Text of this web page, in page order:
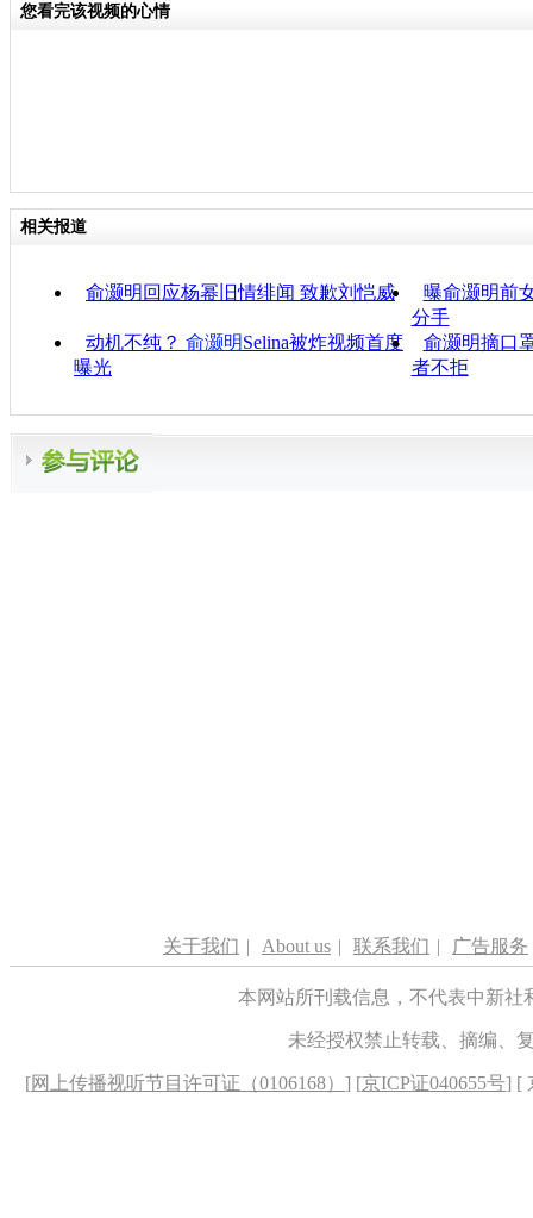
您看完该视频的心情
相关报道
俞灏明回应杨幂旧情绯闻 致歉刘恺威
曝俞灏明前
分手
动机不纯？ 俞灏明Selina被炸视频首度
曝光
俞灏明摘口
者不拒
关于我们 | About us | 联系我们 | 广告服务
本网站所刊载信息，不代表中新
未经授权禁止转载、摘编、
[网上传播视听节目许可证（0106168） ] [京ICP证040655号] [